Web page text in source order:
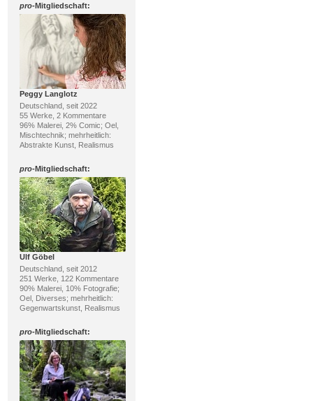
pro-Mitgliedschaft:
Peggy Langlotz
Deutschland, seit 2022
55 Werke, 2 Kommentare
96% Malerei, 2% Comic; Oel,
Mischtechnik; mehrheitlich:
Abstrakte Kunst, Realismus
pro-Mitgliedschaft:
Ulf Göbel
Deutschland, seit 2012
251 Werke, 122 Kommentare
90% Malerei, 10% Fotografie;
Oel, Diverses; mehrheitlich:
Gegenwartskunst, Realismus
pro-Mitgliedschaft: